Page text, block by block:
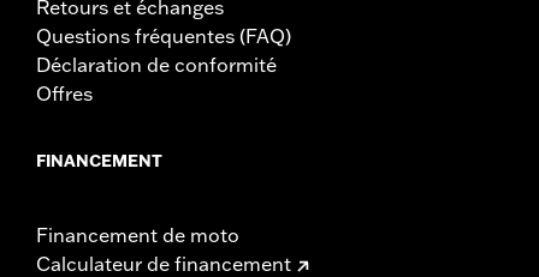
Retours et échanges
Questions fréquentes (FAQ)
Déclaration de conformité
Offres
FINANCEMENT
Financement de moto
Calculateur de financement